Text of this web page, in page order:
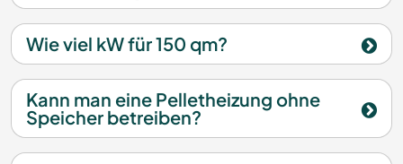
Wie viel kW für 150 qm?
Kann man eine Pelletheizung ohne
Speicher betreiben?